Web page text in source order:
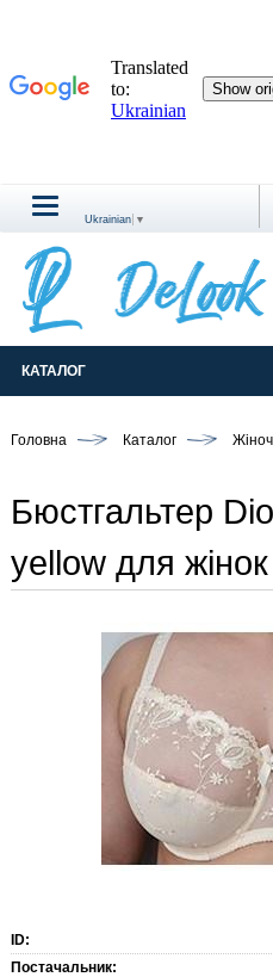
Ukrainian ▼
КАТАЛОГ
Головна Каталог
Бюстгальтер
yellow для жінок
ID:
Постачальник: